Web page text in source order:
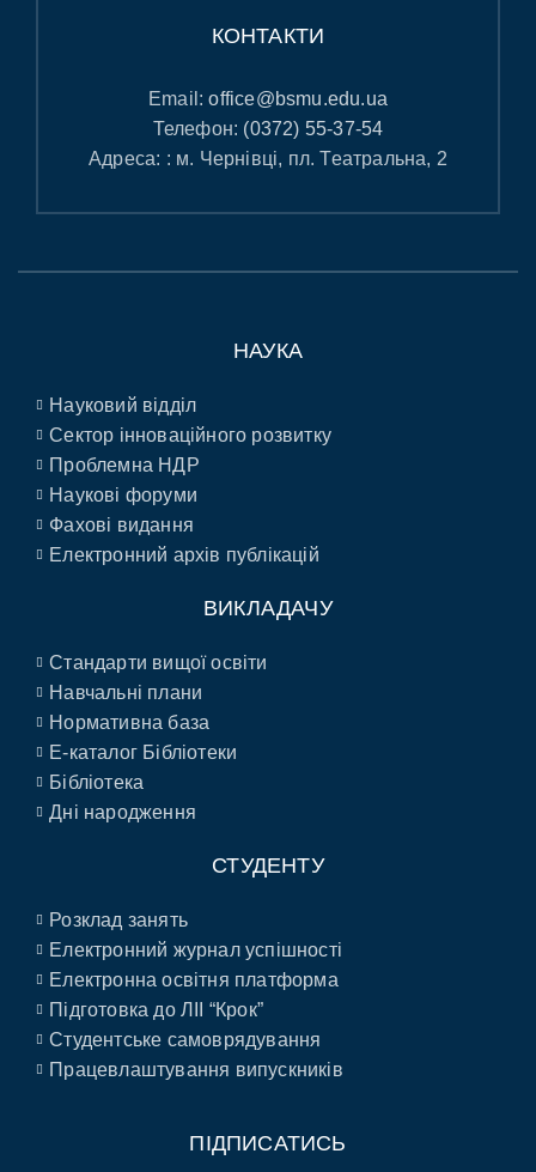
КОНТАКТИ
Email:office@bsmu.edu.ua
Телефон: (0372) 55-37-54
Адреса: : м. Чернівці, пл. Театральна, 2
НАУКА
Науковий відділ
Сектор інноваційного розвитку
Проблемна НДР
Наукові форуми
Фахові видання
Електронний архів публікацій
ВИКЛАДАЧУ
Стандарти вищої освіти
Навчальні плани
Нормативна база
E-каталог Бібліотеки
Бібліотека
Дні народження
СТУДЕНТУ
Розклад занять
Електронний журнал успішності
Електронна освітня платформа
Підготовка до ЛІІ “Крок”
Студентське самоврядування
Працевлаштування випускників
ПІДПИСАТИСЬ